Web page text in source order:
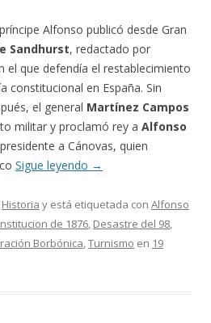
Alfonso publicó desde Gran
Sandhurst, redactado por
el que defendía el restablecimiento
constitucional en España. Sin
el general Martínez Campos
militar y proclamó rey a Alfonso
a Cánovas, quien
Sigue leyendo →
Historia y está etiquetada con Alfonso
de 1876, Desastre del 98,
Borbónica,Turnismo en 19